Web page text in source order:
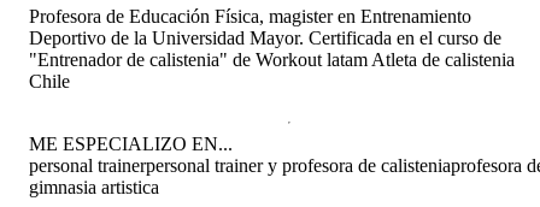
Profesora de Educación Física, magister en Entrenamiento
Deportivo de la Universidad Mayor. Certificada en el curso de
"Entrenador de calistenia" de Workout latam Atleta de calistenia
Chile
ME ESPECIALIZO EN...
personal trainerpersonal trainer y profesora de calisteniaprofesora
gimnasia artistica